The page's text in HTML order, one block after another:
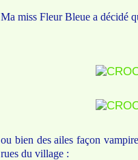
Ma miss Fleur Bleue a décidé
ou bien des ailes façon
rues du village :